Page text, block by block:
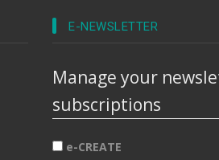
E-NEWSLETTER
Manage your
subscriptions
e-CREATE